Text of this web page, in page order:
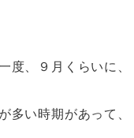
度、９月くらいに、
多い時期があって、